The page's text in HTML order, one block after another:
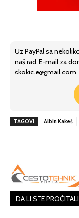
Uz PayPal sa
naš rad. E-mail za
skokic.e@gmail.com
TAGOVI Albin Kakeš
DA LI STE